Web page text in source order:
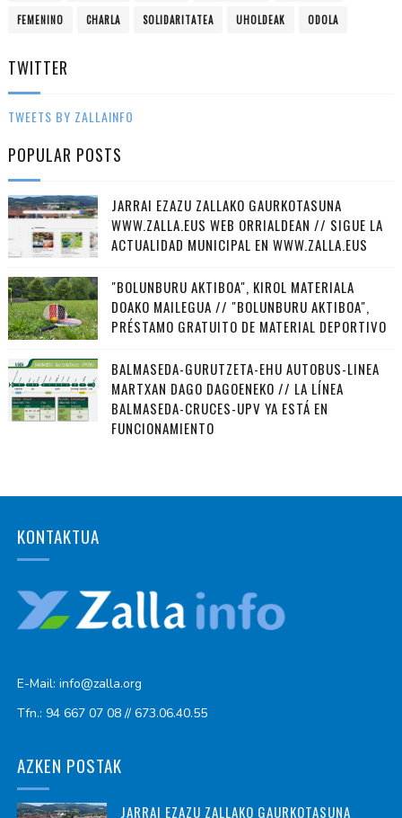
FEMENINO CHARLA SOLIDARITATEA UHOLDEAK ODOLA
TWITTER
TWEETS BY ZALLAINFO
POPULAR POSTS
JARRAI EZAZU ZALLAKO GAURKOTASUNA
WWW.ZALLA.EUS WEB ORRIALDEAN // SIGUE LA
ACTUALIDAD MUNICIPAL EN WWW.ZALLA.EUS
"BOLUNBURU AKTIBOA", KIROL MATERIALA
DOAKO MAILEGUA // "BOLUNBURU AKTIBOA",
PRÉSTAMO GRATUITO DE MATERIAL DEPORTIVO
BALMASEDA-GURUTZETA-EHU AUTOBUS-LINEA
MARTXAN DAGO DAGOENEKO // LA LÍNEA
BALMASEDA-CRUCES-UPV YA ESTÁ EN
FUNCIONAMIENTO
KONTAKTUA
E-Mail: info@zalla.org
Tfn.: 94 667 07 08 // 673.06.40.55
AZKEN POSTAK
JARRAI EZAZU ZALLAKO GAURKOTASUNA